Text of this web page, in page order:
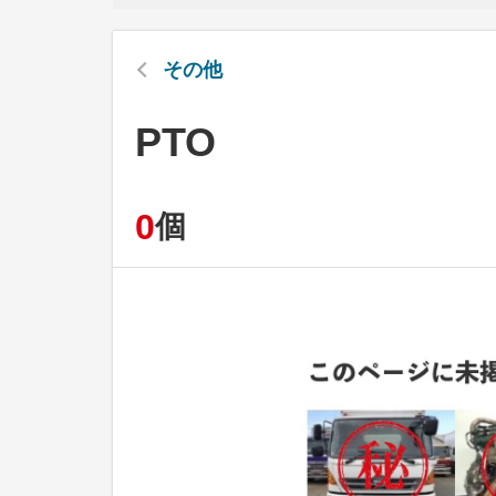
その他
PTO
0個